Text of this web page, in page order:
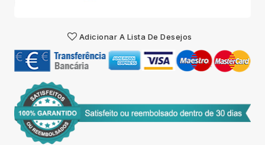
Adicionar A Lista De Desejos